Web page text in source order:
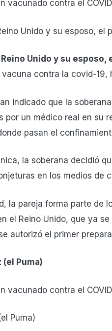
Unido y su esposo, el
Unido y su esposo,
contra la covid-19,
indicado que la
por un médico real en su
pasan el
la soberana decidió
en los medios de
la pareja forma parte de
el Reino Unido, que ya
autorizó el primer
Puma)
Puma)